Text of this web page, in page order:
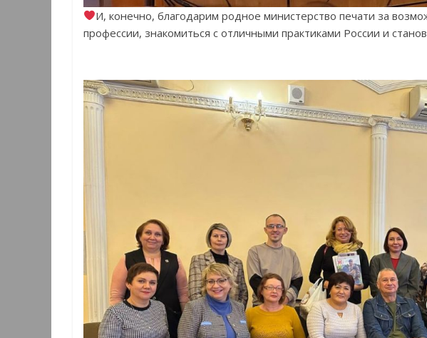
И, конечно, благодарим родное министерство печати за
профессии, знакомиться с отличными практиками России и